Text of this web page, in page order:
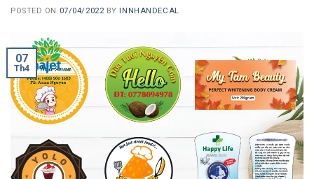
POSTED ON 07/04/2022BY INNHANDECAL
07
Th4